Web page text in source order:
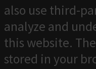
also use third-
analyze and
this website.
stored in your